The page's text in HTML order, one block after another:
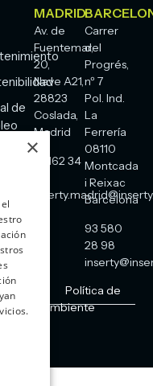
de
MADRID
Av. de
Fuentemar,
20,
Nave A21,
28823
Coslada,
Madrid
91 162 34
Carrer
del
Progrés,
nº 7
Pol. Ind.
La
Ferrería
08110
Montcada
i Reixac
Barcelona
93 580
28 98
Política de
medio ambiente
×